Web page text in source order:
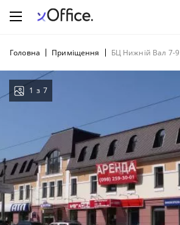
Головна Приміщення БЦ Нижній Вал 7-9
1 з 7